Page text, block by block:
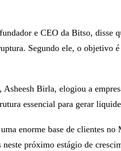
e CEO da Bitso, disse
Segundo ele, o objetivo
Birla, elogiou a
essencial para gerar
enorme base de clientes no
próximo estágio de